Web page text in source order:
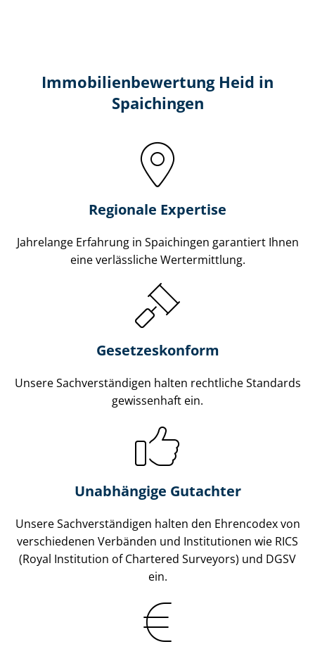
Immobilien­bewertung Heid in
Spaichingen
Regionale Expertise
Jahrelange Erfahrung in Spaichingen garantiert Ihnen
eine verlässliche Wertermittlung.
Gesetzes­konform
Unsere Sach­ver­stän­di­gen halten rechtliche Standards
gewissenhaft ein.
Unabhängige Gutachter
Unsere Sach­ver­stän­di­gen halten den Ehrencodex von
verschiedenen Verbänden und Institutionen wie RICS
(Royal Institution of Chartered Surveyors) und DGSV
ein.